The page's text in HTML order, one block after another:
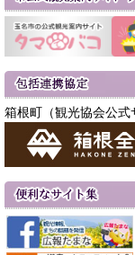
箱根町（観光協会公式